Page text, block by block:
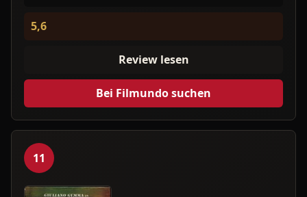
5,6
Review lesen
Bei Filmundo suchen
11